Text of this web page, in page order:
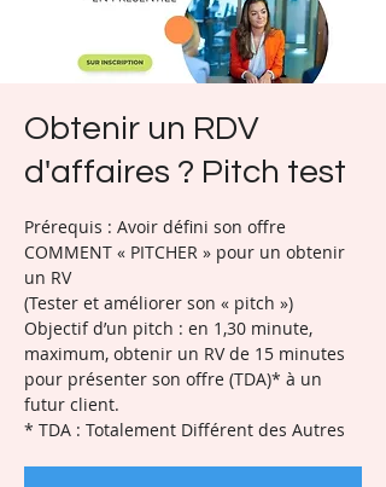
Obtenir un RDV
d'affaires ? Pitch test
Prérequis : Avoir défini son offre
COMMENT « PITCHER » pour un obtenir
un RV
(Tester et améliorer son « pitch »)
Objectif d’un pitch : en 1,30 minute,
maximum, obtenir un RV de 15 minutes
pour présenter son offre (TDA)* à un
futur client.
* TDA : Totalement Différent des Autres